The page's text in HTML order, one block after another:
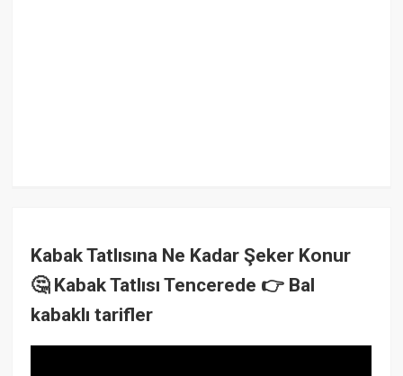
Kabak Tatlısına Ne Kadar Şeker Konur
🤔 Kabak Tatlısı Tencerede 👉 Bal
kabaklı tarifler